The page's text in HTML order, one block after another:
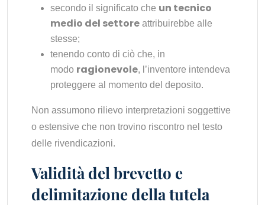
secondo il significato che un tecnico
medio del settore attribuirebbe alle
stesse;
tenendo conto di ciò che, in
modo ragionevole, l’inventore intendeva
proteggere al momento del deposito.
Non assumono rilievo interpretazioni soggettive
o estensive che non trovino riscontro nel testo
delle rivendicazioni.
Validità del brevetto e
delimitazione della tutela